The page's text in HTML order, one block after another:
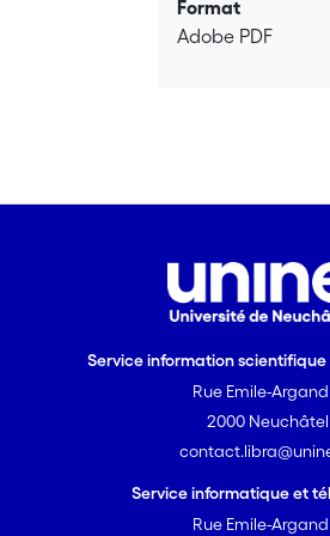
pouvait conférer
dont il faut
citoyen romain un
recherché au
Les conséquences
édit, source de
abordées par une
la pratique
juristes et les
Format
Adobe PDF
Service information
Rue Emile-Argand
2000 Neuchâtel
Service informatique et
Rue Emile-Argand